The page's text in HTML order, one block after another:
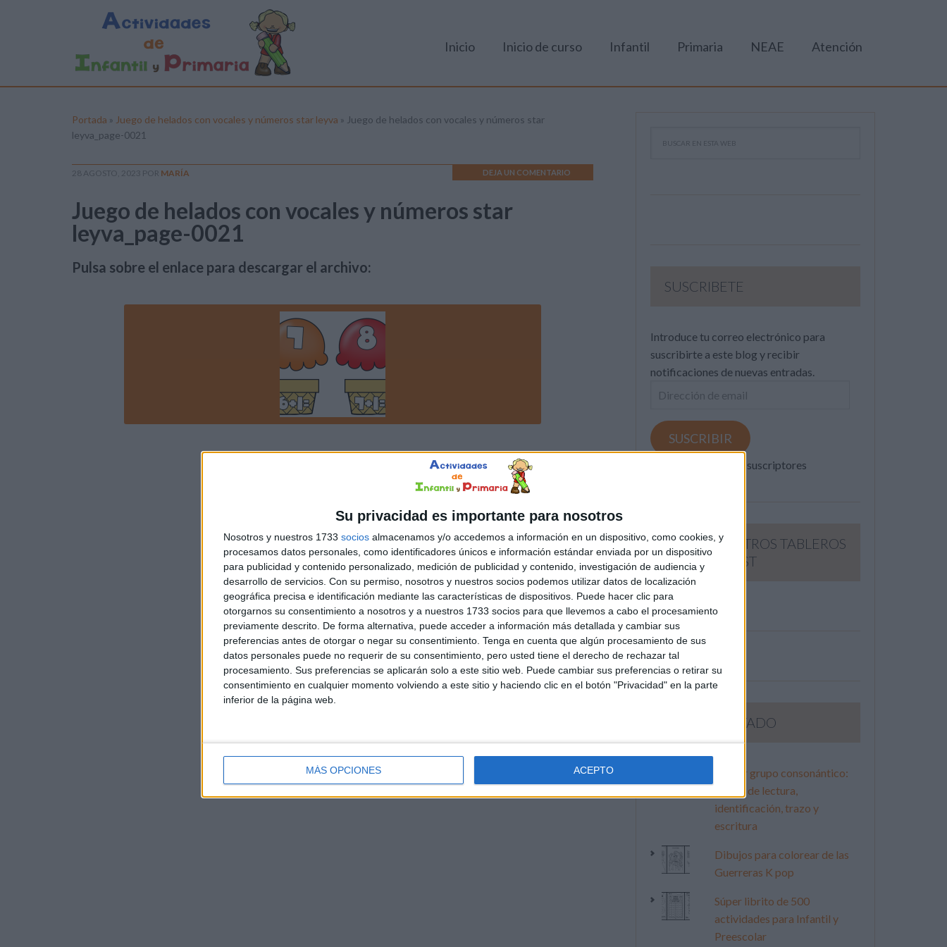
Su privacidad es importante para nosotros
Nosotros y nuestros 1733 socios almacenamos y/o accedemos a información en un dispositivo, como cookies, y
procesamos datos personales, como identificadores únicos e información estándar enviada por un dispositivo
para publicidad y contenido personalizado, medición de publicidad y contenido, investigación de audiencia y
desarrollo de servicios. Con su permiso, nosotros y nuestros socios podemos utilizar datos de localización
geográfica precisa e identificación mediante las características de dispositivos. Puede hacer clic para
otorgarnos su consentimiento a nosotros y a nuestros 1733 socios para que llevemos a cabo el procesamiento
previamente descrito. De forma alternativa, puede acceder a información más detallada y cambiar sus
preferencias antes de otorgar o negar su consentimiento. Tenga en cuenta que algún procesamiento de sus
datos personales puede no requerir de su consentimiento, pero usted tiene el derecho de rechazar tal
procesamiento. Sus preferencias se aplicarán solo a este sitio web. Puede cambiar sus preferencias o retirar su
consentimiento en cualquier momento volviendo a este sitio y haciendo clic en el botón "Privacidad" en la parte
inferior de la página web.
MÁS OPCIONES ACEPTO
Inicio Inicio de curso Infantil Primaria NEAE Atención
Portada » Juego de helados con vocales y números star leyva » Juego de helados con vocales y números star
leyva_page-0021
28 AGOSTO, 2023 POR MARÍA DEJA UN COMENTARIO
Juego de helados con vocales y números star
leyva_page-0021
Pulsa sobre el enlace para descargar el archivo:
SUSCRIBETE
Introduce tu correo electrónico para
suscribirte a este blog y recibir
notificaciones de nuevas entradas.
Dirección
email
SUSCRIBIR
Únete a otros 371K suscriptores
SIGUE NUESTROS TABLEROS
EN PINTEREST
LO MÁS VISITADO
Primer grupo consonántico:
Fichas de lectura,
identificación, trazo y
escritura
Dibujos para colorear de las
Guerreras K pop
Súper librito de 500
actividades para Infantil y
Preescolar